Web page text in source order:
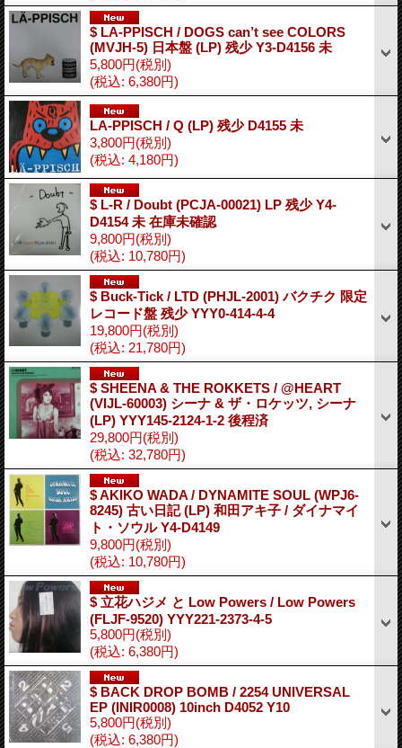
$ LA-PPISCH / DOGS can’t see COLORS
(MVJH-5) 日本盤 (LP) 残少 Y3-D4156 未
5,800円(税別)
(税込: 6,380円)
LA-PPISCH / Q (LP) 残少 D4155 未
3,800円(税別)
(税込: 4,180円)
$ L-R / Doubt (PCJA-00021) LP 残少 Y4-
D4154 未 在庫未確認
9,800円(税別)
(税込: 10,780円)
$ Buck-Tick ‎/ LTD (PHJL-2001) バクチク 限定
レコード盤 残少 YYY0-414-4-4
19,800円(税別)
(税込: 21,780円)
$ SHEENA & THE ROKKETS / @HEART
(VIJL-60003) シーナ & ザ・ロケッツ, シーナ
(LP) YYY145-2124-1-2 後程済
29,800円(税別)
(税込: 32,780円)
$ AKIKO WADA / DYNAMITE SOUL (WPJ6-
8245) 古い日記 (LP) 和田アキ子 / ダイナマイ
ト・ソウル Y4-D4149
9,800円(税別)
(税込: 10,780円)
$ 立花ハジメ と Low Powers / Low Powers
(FLJF-9520) YYY221-2373-4-5
5,800円(税別)
(税込: 6,380円)
$ BACK DROP BOMB / 2254 UNIVERSAL
EP (INIR0008) 10inch D4052 Y10
5,800円(税別)
(税込: 6,380円)